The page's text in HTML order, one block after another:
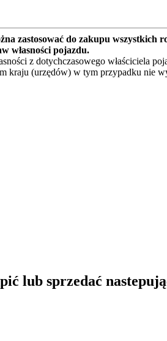
zastosować do zakupu wszystkich
własności pojazdu.
z dotychczasowego właściciela
kraju (urzędów) w tym przypadku nie
lub sprzedać